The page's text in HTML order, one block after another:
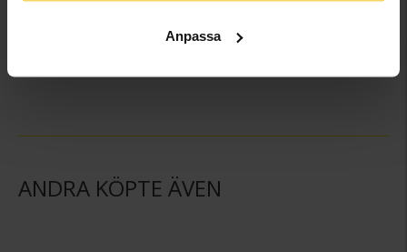
Anpassa
GULDFYND
ANDRA KÖPTE ÄVEN